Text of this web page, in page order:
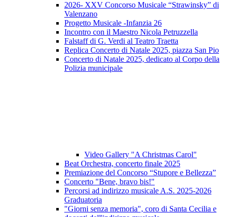
2026- XXV Concorso Musicale “Strawinsky” di
Valenzano
Progetto Musicale -Infanzia 26
Incontro con il Maestro Nicola Petruzzella
Falstaff di G. Verdi al Teatro Traetta
Replica Concerto di Natale 2025, piazza San Pio
Concerto di Natale 2025, dedicato al Corpo della
Polizia municipale
Video Gallery "A Christmas Carol"
Beat Orchestra, concerto finale 2025
Premiazione del Concorso “Stupore e Bellezza”
Concerto "Bene, bravo bis!"
Percorsi ad indirizzo musicale A.S. 2025-2026
Graduatoria
"Giorni senza memoria", coro di Santa Cecilia e